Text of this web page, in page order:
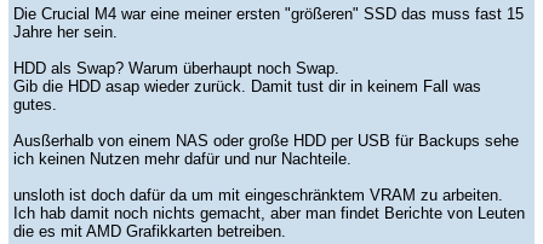
Die Crucial M4 war eine meiner ersten "größeren" SSD das muss fast 15
Jahre her sein.
HDD als Swap? Warum überhaupt noch Swap.
Gib die HDD asap wieder zurück. Damit tust dir in keinem Fall was
gutes.
Ausßerhalb von einem NAS oder große HDD per USB für Backups sehe
ich keinen Nutzen mehr dafür und nur Nachteile.
unsloth ist doch dafür da um mit eingeschränktem VRAM zu arbeiten.
Ich hab damit noch nichts gemacht, aber man findet Berichte von Leuten
die es mit AMD Grafikkarten betreiben.